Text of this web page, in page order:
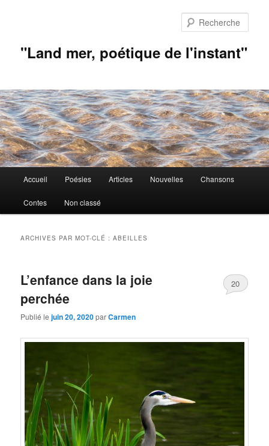
"Land mer, poétique de l'instant"
principal
Accueil Poésies Articles Nouvelles Chansons
Contes Non classé
ARCHIVES PAR MOT-CLÉ :ABEILLES
L’enfance dans la joie
perchée
Publié lejuin 20, 2020parCarmen
20